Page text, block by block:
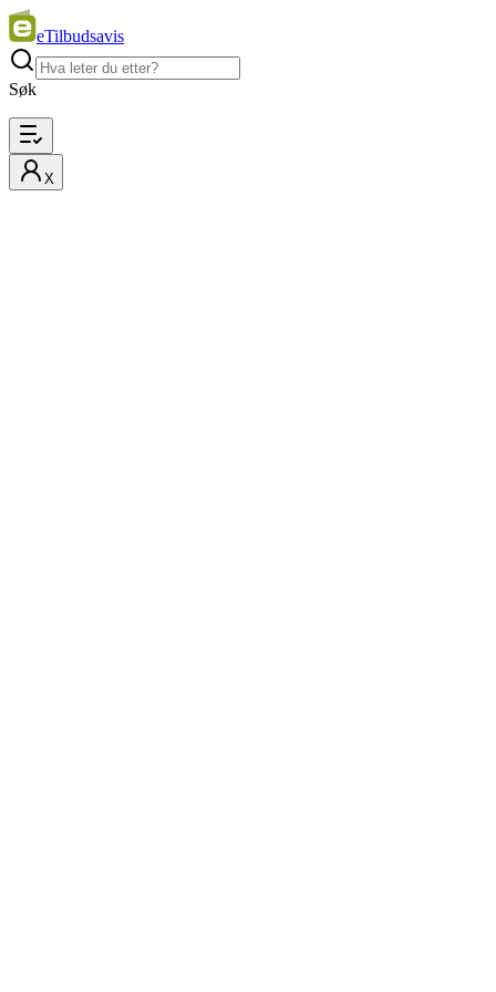
eTilbudsavis
Søk
X